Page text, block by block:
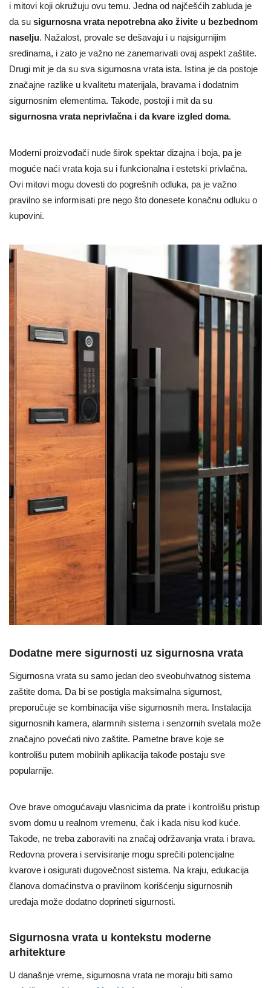
i mitovi koji okružuju ovu temu. Jedna od najčešćih zabluda je
da su sigurnosna vrata nepotrebna ako živite u bezbednom
naselju. Nažalost, provale se dešavaju i u najsigurnijim
sredinama, i zato je važno ne zanemarivati ovaj aspekt zaštite.
Drugi mit je da su sva sigurnosna vrata ista. Istina je da postoje
značajne razlike u kvalitetu materijala, bravama i dodatnim
sigurnosnim elementima. Takođe, postoji i mit da su
sigurnosna vrata neprivlačna i da kvare izgled doma.
Moderni proizvođači nude širok spektar dizajna i boja, pa je
moguće naći vrata koja su i funkcionalna i estetski privlačna.
Ovi mitovi mogu dovesti do pogrešnih odluka, pa je važno
pravilno se informisati pre nego što donesete konačnu odluku o
kupovini.
Dodatne mere sigurnosti uz sigurnosna vrata
Sigurnosna vrata su samo jedan deo sveobuhvatnog sistema
zaštite doma. Da bi se postigla maksimalna sigurnost,
preporučuje se kombinacija više sigurnosnih mera. Instalacija
sigurnosnih kamera, alarmnih sistema i senzornih svetala može
značajno povećati nivo zaštite. Pametne brave koje se
kontrolišu putem mobilnih aplikacija takođe postaju sve
popularnije.
Ove brave omogućavaju vlasnicima da prate i kontrolišu pristup
svom domu u realnom vremenu, čak i kada nisu kod kuće.
Takođe, ne treba zaboraviti na značaj održavanja vrata i brava.
Redovna provera i servisiranje mogu sprečiti potencijalne
kvarove i osigurati dugovečnost sistema. Na kraju, edukacija
članova domaćinstva o pravilnom korišćenju sigurnosnih
uređaja može dodatno doprineti sigurnosti.
Sigurnosna vrata u kontekstu moderne
arhitekture
U današnje vreme, sigurnosna vrata ne moraju biti samo